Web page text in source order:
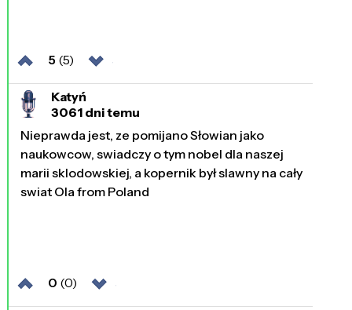
5 (5)
Katyń
3061 dni temu
Nieprawda jest, ze pomijano Słowian jako
naukowcow, swiadczy o tym nobel dla naszej
marii sklodowskiej, a kopernik był slawny na cały
swiat Ola from Poland
0 (0)